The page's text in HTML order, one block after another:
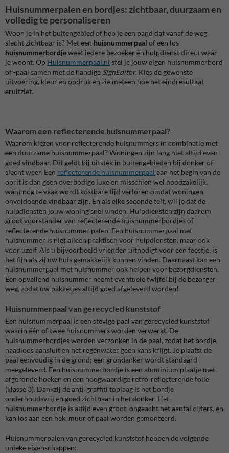
Huisnummerpalen en bordjes: zichtbaar, duurzaam en
volledig te personaliseren
Woon je in het buitengebied of heb je een pand dat vanaf de weg
slecht zichtbaar is? Met een huisnummerpaal of een los
huisnummerbordjeweet iedere bezoeker én hulpdienst direct waar
je woont. Op Huisnummerpaal.nl stel je jouw eigen huisnummerbord
of -paal samen met de handige SignEditor. Kies de gewenste
uitvoering, kleur en opdruk en zie meteen hoe het eindresultaat
eruitziet.
Waarom een reflecterende huisnummerpaal?
Waarom kiezen voor reflecterende huisnummers in combinatie met
een duurzame huisnummerpaal? Woningen zijn lang niet altijd even
goed vindbaar. Dit geldt bij uitstek in buitengebieden bij donker of
slecht weer. Een reflecterende huisnummerpaal aan het begin van de
oprit is dan geen overbodige luxe en misschien wel noodzakelijk,
want nog te vaak wordt kostbare tijd verloren omdat woningen
onvoldoende vindbaar zijn. En als elke seconde telt, wil je dat de
hulpdiensten jouw woning snel vinden. Hulpdiensten zijn daarom
groot voorstander van reflecterende huisnummerbordjes of
reflecterende huisnummer palen. Een huisnummerpaal met
huisnummer is niet alleen praktisch voor hulpdiensten, maar ook
voor uzelf. Als u bijvoorbeeld vrienden uitnodigt voor een feestje, is
het fijn als zij uw huis gemakkelijk kunnen vinden. Daarnaast kan een
huisnummerpaal met huisnummer ook helpen voor bezorgdiensten.
Een opvallend huisnummer neemt eventuele twijfel bij de bezorger
weg, zodat uw pakketjes altijd goed afgeleverd worden!
Huisnummerpaal van gerecycled kunststof
Een huisnummerpaal is een stevige paal van gerecycled kunststof
waarin één of twee huisnummers worden verwerkt. De
huisnummerbordjes worden verzonken in de paal, zodat het bordje
naadloos aansluit en het regenwater geen kans krijgt. Je plaatst de
paal eenvoudig in de grond; een grondanker wordt standaard
meegeleverd. Een huisnummerbordje is een aluminium plaatje met
afgeronde hoeken en een hoogwaardige retro‑reflecterende folie
(klasse 3). Dankzij de anti‑graffiti toplaag is het bordje
onderhoudsvrij en goed zichtbaar in het donker. Het
huisnummerbordje is altijd even groot, ongeacht het aantal cijfers, en
kan los aan een hek, muur of paal worden gemonteerd.
Huisnummerpalen van gerecycled kunststof hebben de volgende
unieke eigenschappen: